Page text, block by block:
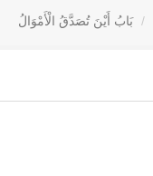
بَابُ أَيْنَ تُصَدَّقُ الْأَمْوَالُ